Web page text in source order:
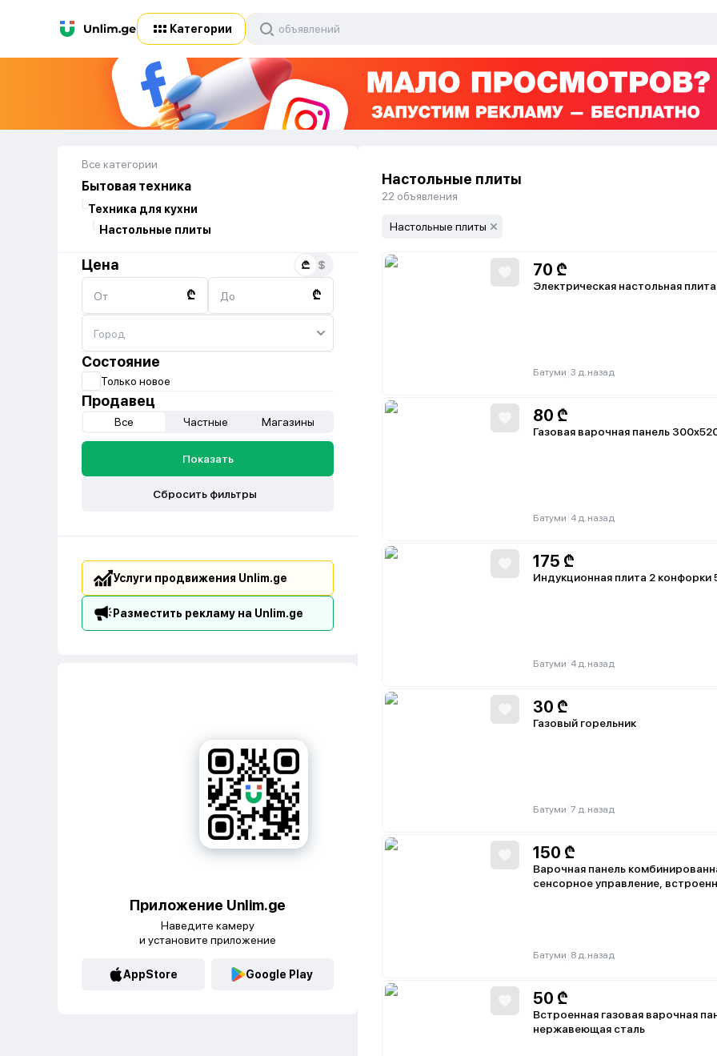
Категории
Все категории
Бытовая техника
Техника для кухни
Настольные плиты
Цена
От ₾ До ₾
Состояние
Только новое
Продавец
Все Частные Магазины
Показать
Сбросить фильтры
Услуги продвижения Unlim.ge
Разместить рекламу на Unlim.ge
Приложение Unlim.ge
Наведите камеру
и установите приложение
AppStore Google Play
Настольные плиты
22 объявления
Настольные плиты
70 ₾
Электрическая настольная
Батуми 3 д. назад
80 ₾
Газовая варочная панель
Батуми 4 д. назад
175 ₾
Индукционная плита 2 конфорки
Батуми 4 д. назад
30 ₾
Газовый горельник
Батуми 7 д. назад
150 ₾
Варочная панель
сенсорное управление,
Батуми 8 д. назад
50 ₾
Встроенная газовая варочная
нержавеющая сталь